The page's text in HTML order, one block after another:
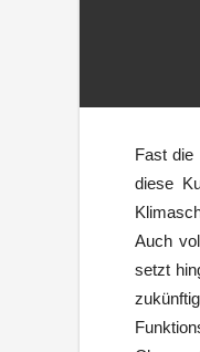
Fast die
diese
Auch
setzt